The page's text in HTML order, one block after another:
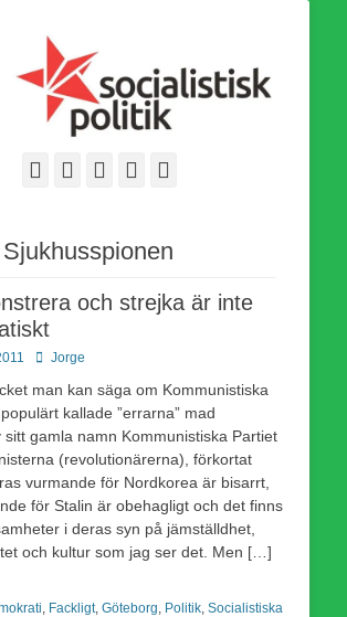
socialistiska Fjärde Internationalen och en viktig
tillgång i kampen för en socialistisk framtid!
FacebookWebbflöde
Instagram
Sjukhusspionen
och strejka är inte
Författare
Jorge
man kan säga om Kommunistiska
kallade ”errarna” mad
sitt gamla namn Kommunistiska Partiet
(revolutionärerna), förkortat
vurmande för Nordkorea är bisarrt,
för Stalin är obehagligt och det finns
i deras syn på jämställdhet,
och kultur som jag ser det. Men […]
Fackligt, Göteborg Politik Socialistiska